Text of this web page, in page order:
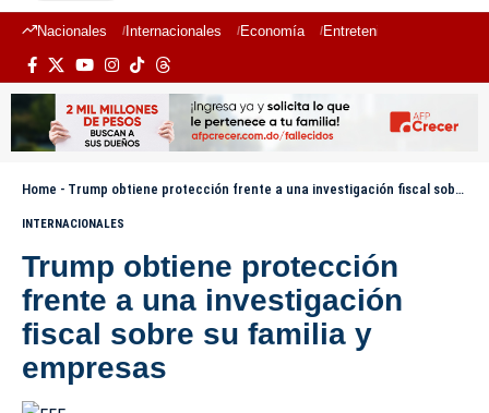
Nacionales Internacionales Economía Entretenimiento
Home - Trump obtiene protección frente a una investigación fiscal sobre su familia y empresas
INTERNACIONALES
Trump obtiene protección
frente a una investigación
fiscal sobre su familia y
empresas